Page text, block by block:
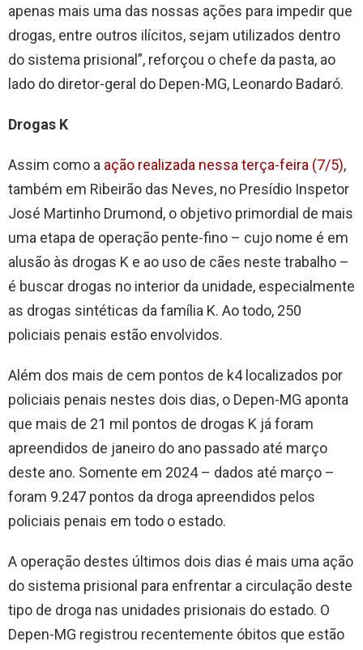
apenas mais uma das nossas ações para impedir que
drogas, entre outros ilícitos, sejam utilizados dentro
do sistema prisional”, reforçou o chefe da pasta, ao
lado do diretor-geral do Depen-MG, Leonardo Badaró.
Drogas K
Assim como a ação realizada nessa terça-feira (7/5),
também em Ribeirão das Neves, no Presídio Inspetor
José Martinho Drumond, o objetivo primordial de mais
uma etapa de operação pente-fino – cujo nome é em
alusão às drogas K e ao uso de cães neste trabalho –
é buscar drogas no interior da unidade, especialmente
as drogas sintéticas da família K. Ao todo, 250
policiais penais estão envolvidos.
Além dos mais de cem pontos de k4 localizados por
policiais penais nestes dois dias, o Depen-MG aponta
que mais de 21 mil pontos de drogas K já foram
apreendidos de janeiro do ano passado até março
deste ano. Somente em 2024 – dados até março –
foram 9.247 pontos da droga apreendidos pelos
policiais penais em todo o estado.
A operação destes últimos dois dias é mais uma ação
do sistema prisional para enfrentar a circulação deste
tipo de droga nas unidades prisionais do estado. O
Depen-MG registrou recentemente óbitos que estão